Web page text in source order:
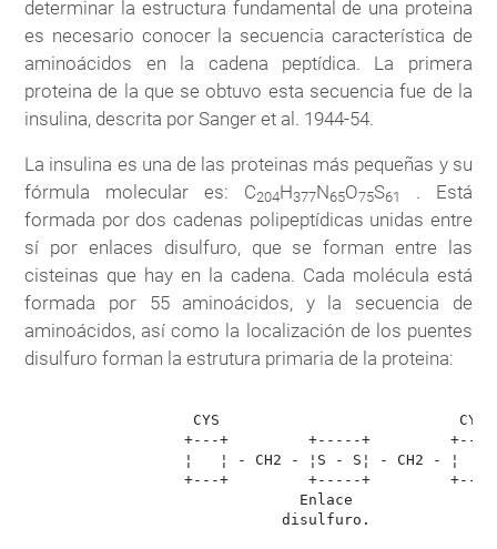
determinar la estructura fundamental de una proteina
es necesario conocer la secuencia característica de
aminoácidos en la cadena peptídica. La primera
proteina de la que se obtuvo esta secuencia fue de la
insulina, descrita por Sanger et al. 1944-54.
La insulina es una de las proteinas más pequeñas y su
fórmula molecular es: C204H377N65O75S61
. Está
formada por dos cadenas polipeptídicas unidas entre
sí por enlaces disulfuro, que se forman entre las
cisteinas que hay en la cadena. Cada molécula está
formada por 55 aminoácidos, y la secuencia de
aminoácidos, así como la localización de los puentes
disulfuro forman la estrutura primaria de la proteina:
                   CYS                           CYS
                  +---+         +-----+         +---+
                  ¦   ¦ - CH2 - ¦S - S¦ - CH2 - ¦   ¦
                  +---+         +-----+         +---+
                               Enlace
                             disulfuro.